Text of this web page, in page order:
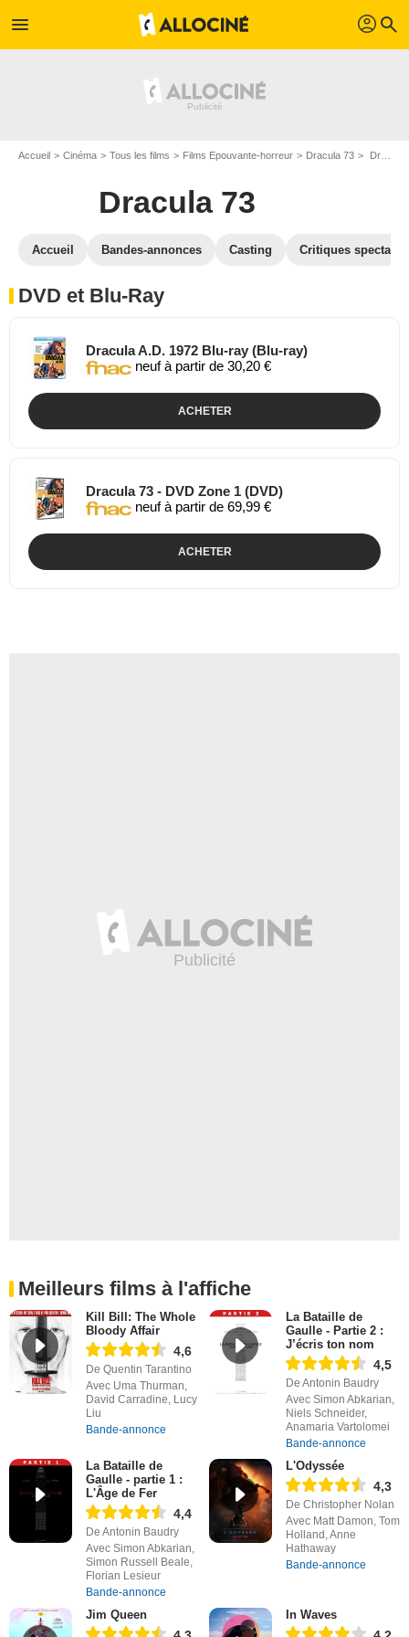
menu profil search
Accueil Cinéma Tous les films Films Epouvante-horreur Dracula 73 Dracula 73 en DVD Blu Ray
Dracula 73
Accueil Bandes-annonces Casting Critiques
DVD et Blu-Ray
Dracula A.D. 1972 Blu-ray (Blu-ray)
neuf à partir de 30,20 €
ACHETER
Dracula 73 - DVD Zone 1 (DVD)
neuf à partir de 69,99 €
ACHETER
Meilleurs films à l'affiche
Kill Bill: The Whole
Bloody Affair
4,6
De Quentin Tarantino
Avec Uma Thurman,
David Carradine, Lucy
Liu
Bande-annonce
La Bataille de
Gaulle - Partie 2 :
J’écris ton nom
4,5
De Antonin Baudry
Avec Simon Abkarian,
Niels Schneider,
Anamaria Vartolomei
Bande-annonce
La Bataille de
Gaulle - partie 1 :
L'Âge de Fer
4,4
De Antonin Baudry
Avec Simon Abkarian,
Simon Russell Beale,
Florian Lesieur
Bande-annonce
L'Odyssée
4,3
De Christopher Nolan
Avec Matt Damon, Tom
Holland, Anne
Hathaway
Bande-annonce
Jim Queen In Waves